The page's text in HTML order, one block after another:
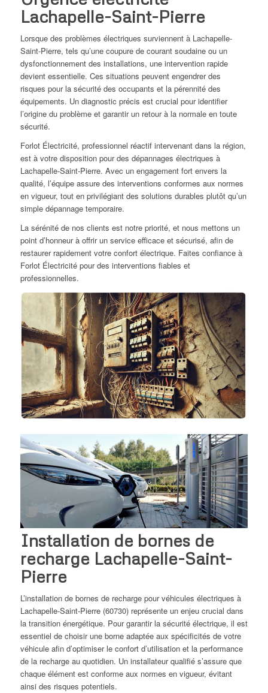
Lachapelle-Saint-Pierre
Lorsque des problèmes électriques surviennent à Lachapelle-
Saint-Pierre, tels qu’une coupure de courant soudaine ou un
dysfonctionnement des installations, une intervention rapide
devient essentielle. Ces situations peuvent engendrer des
risques pour la sécurité des occupants et la pérennité des
équipements. Un diagnostic précis est crucial pour identifier
l’origine du problème et garantir un retour à la normale en toute
sécurité.
Forlot Électricité, professionnel réactif intervenant dans la région,
est à votre disposition pour des dépannages électriques à
Lachapelle-Saint-Pierre. Avec un engagement fort envers la
qualité, l’équipe assure des interventions conformes aux normes
en vigueur, tout en privilégiant des solutions durables plutôt qu’un
simple dépannage temporaire.
La sérénité de nos clients est notre priorité, et nous mettons un
point d’honneur à offrir un service efficace et sécurisé, afin de
restaurer rapidement votre confort électrique. Faites confiance à
Forlot Électricité pour des interventions fiables et
professionnelles.
Installation de bornes de
recharge Lachapelle-Saint-
Pierre
L’installation de bornes de recharge pour véhicules électriques à
Lachapelle-Saint-Pierre (60730) représente un enjeu crucial dans
la transition énergétique. Pour garantir la sécurité électrique, il est
essentiel de choisir une borne adaptée aux spécificités de votre
véhicule afin d’optimiser le confort d’utilisation et la performance
de la recharge au quotidien. Un installateur qualifié s’assure que
chaque élément est conforme aux normes en vigueur, évitant
ainsi des risques potentiels.